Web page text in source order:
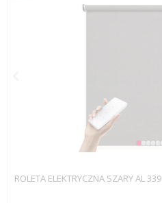
ROLETA ELEKTRYCZNA SZARY AL 339